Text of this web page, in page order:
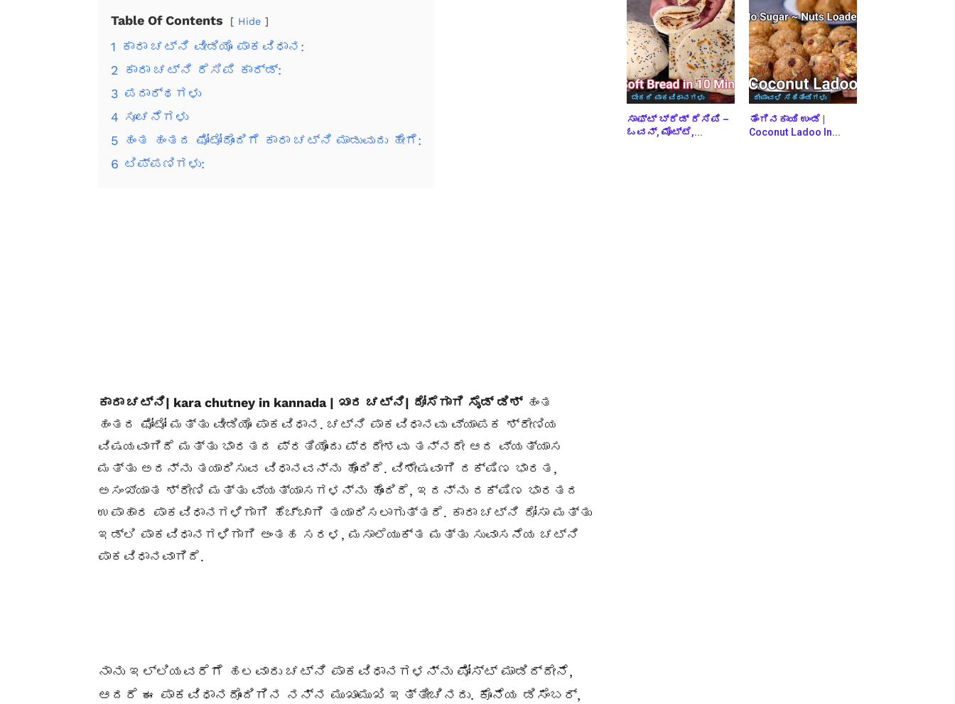
Table Of Contents Hide
1 ಕಾರಾ ಚಟ್ನಿ ವೀಡಿಯೊ ಪಾಕವಿಧಾನ:
2
ಕಾರಾ ಚಟ್ನಿ ರೆಸಿಪಿ ಕಾರ್ಡ್:
3 ಪದಾರ್ಥಗಳು
4 ಸೂಚನೆಗಳು
5 ಹಂತ ಹಂತದ ಫೋಟೋದೊಂದಿಗೆ ಕಾರಾ ಚಟ್ನಿ ಮಾಡುವುದು ಹೇಗೆ:
6 ಟಿಪ್ಪಣಿಗಳು:
ಕಾರಾ ಚಟ್ನಿ| kara chutney in kannada | ಖಾರ ಚಟ್ನಿ| ದೋಸೆಗಾಗಿ ಸೈಡ್ ಡಿಶ್ಹಂತ
ಹಂತದ ಫೋಟೋ ಮತ್ತು ವೀಡಿಯೊ ಪಾಕವಿಧಾನ. ಚಟ್ನಿ ಪಾಕವಿಧಾನವು ವ್ಯಾಪಕ ಶ್ರೇಣಿಯ
ವಿಷಯವಾಗಿದೆ ಮತ್ತು ಭಾರತದ ಪ್ರತಿಯೊಂದು ಪ್ರದೇಶವು ತನ್ನದೇ ಆದ ವ್ಯತ್ಯಾಸ
ಮತ್ತು ಅದನ್ನು ತಯಾರಿಸುವ ವಿಧಾನವನ್ನು ಹೊಂದಿದೆ. ವಿಶೇಷವಾಗಿ ದಕ್ಷಿಣ ಭಾರತ,
ಅಸಂಖ್ಯಾತ ಶ್ರೇಣಿ ಮತ್ತು ವ್ಯತ್ಯಾಸಗಳನ್ನು ಹೊಂದಿದೆ, ಇದನ್ನು ದಕ್ಷಿಣ ಭಾರತದ
ಉಪಾಹಾರ ಪಾಕವಿಧಾನಗಳಿಗಾಗಿ ಹೆಚ್ಚಾಗಿ ತಯಾರಿಸಲಾಗುತ್ತದೆ. ಕಾರಾ ಚಟ್ನಿ ದೋಸಾ ಮತ್ತು
ಇಡ್ಲಿ ಪಾಕವಿಧಾನಗಳಿಗಾಗಿ ಅಂತಹ ಸರಳ, ಮಸಾಲೆಯುಕ್ತ ಮತ್ತು ಸುವಾಸನೆಯ ಚಟ್ನಿ
ಪಾಕವಿಧಾನವಾಗಿದೆ.
ನಾನು ಇಲ್ಲಿಯವರೆಗೆ ಹಲವಾರು ಚಟ್ನಿ ಪಾಕವಿಧಾನಗಳನ್ನು ಪೋಸ್ಟ್ ಮಾಡಿದ್ದೇನೆ,
ಆದರೆ ಈ ಪಾಕವಿಧಾನದೊಂದಿಗಿನ ನನ್ನ ಮುಖಾಮುಖಿ ಇತ್ತೀಚಿನದು. ಕೊನೆಯ ಡಿಸೆಂಬರ್,
ಬೇಕರಿ ಪಾಕವಿಧಾನಗಳು
ಸಾಫ್ಟ್ ಬ್ರೆಡ್ ರೆಸಿಪಿ –
ಓವನ್, ಮೊಟ್ಟೆ,...
ದೀಪಾವಳಿ ಸಿಹಿತಿಂಡಿಗಳು
ತೆಂಗಿನಕಾಯಿ ಉಂಡೆ |
Coconut Ladoo In...